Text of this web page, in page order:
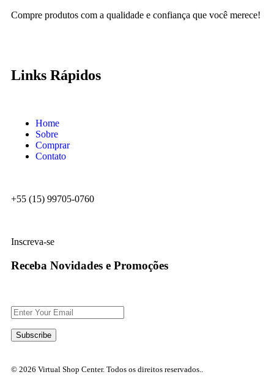
Compre produtos com a qualidade e confiança que você merece!
Links Rápidos
Home
Sobre
Comprar
Contato
+55 (15) 99705-0760
Inscreva-se
Receba Novidades e Promoções
© 2026 Virtual Shop Center. Todos os direitos reservados..